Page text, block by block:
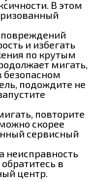
В этом
и избегать
по крутым
мигать,
безопасном
подождите не
повторите
скорее
сервисный
неисправность
в
центр.